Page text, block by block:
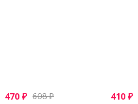
470 ₽ 608₽ 410₽